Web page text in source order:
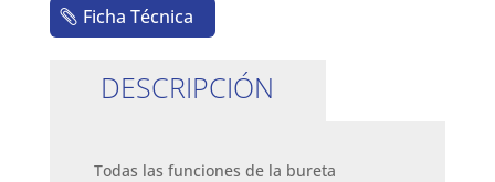
Ficha Técnica
DESCRIPCIÓN
Todas las funciones de la bureta